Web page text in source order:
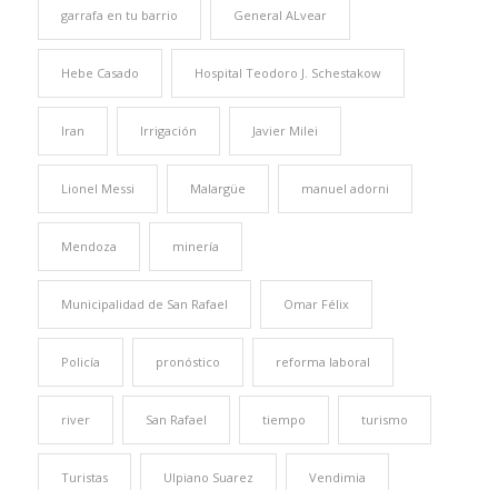
garrafa en tu barrio General ALvear
Hebe Casado Hospital Teodoro J. Schestakow
Iran Irrigación Javier Milei
Lionel Messi Malargüe manuel adorni
Mendoza minería
Municipalidad de San Rafael Omar Félix
Policía pronóstico reforma laboral
river San Rafael tiempo turismo
Turistas Ulpiano Suarez Vendimia